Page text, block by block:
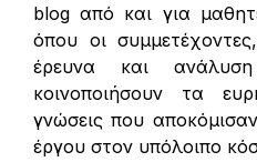
blog από και για
όπου οι
έρευνα και
κοινοποιήσουν τα
γνώσεις που
έργου στον υπόλοιπο